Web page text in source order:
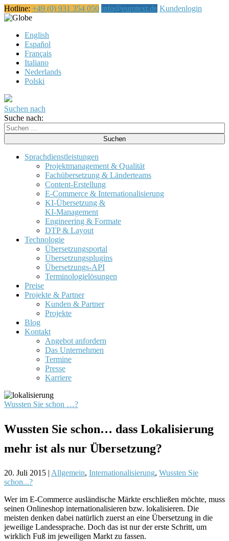
Hotline: +49 (0) 931 354 050 info@eurotext.de Kundenlogin
English
Español
Français
Italiano
Nederlands
Polski
Suchen nach
Suche nach:
Sprachdienstleistungen
Projektmanagement & Qualität
Fachübersetzung & Länderteams
Content-Erstellung
E-Commerce & Internationalisierung
KI-Übersetzung &
KI-Management
Engineering & Formate
DTP & Layout
Technologie
Übersetzungsportal
Übersetzungsplugins
Übersetzungs-API
Terminologielösungen
Preise
Projekte & Partner
Kunden & Partner
Projekte
Blog
Kontakt
Angebot anfordern
Das Unternehmen
Termine
Presse
Karriere
Wussten Sie schon …?
Wussten Sie schon… dass Lokalisierung
mehr ist als nur Übersetzung?
20. Juli 2015 | Allgemein, Internationalisierung, Wussten Sie
schon...?
Wer im E-Commerce ausländische Märkte erschließen möchte, muss
seinen Onlineshop internationalisieren bzw. lokalisieren. Die
meisten denken dabei natürlich zuerst an eine Übersetzung in die
jeweilige Landessprache. Doch das ist nur der erste Schritt, um
wirklich Fuß im jeweiligen Markt zu fassen.